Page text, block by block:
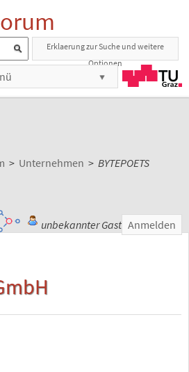
Erklaerung zur Suche und weitere
Optionen
> Unternehmen > BYTEPOETS
unbekannter Gast Anmelden